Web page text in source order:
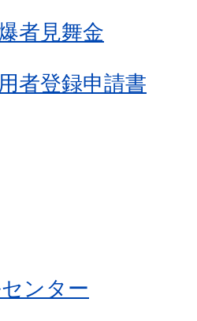
者見舞金
者登録申請書
ンター